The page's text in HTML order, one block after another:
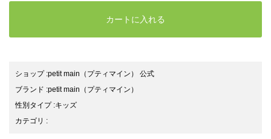
カートに入れる
ショップ:petit main（プティマイン） 公式
ブランド :petit main （プティマイン）
性別タイプ:キッズ
カテゴリ :